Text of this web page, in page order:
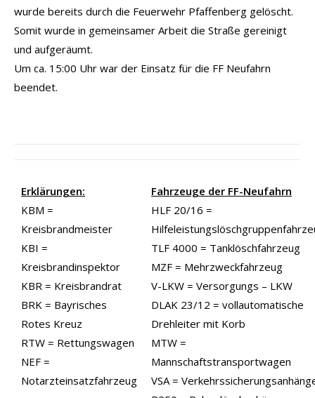
wurde bereits durch die Feuerwehr Pfaffenberg gelöscht.
Somit wurde in gemeinsamer Arbeit die Straße gereinigt
und aufgeräumt.
Um ca. 15:00 Uhr war der Einsatz für die FF Neufahrn
beendet.
Erklärungen:
KBM =
Kreisbrandmeister
KBI =
Kreisbrandinspektor
KBR = Kreisbrandrat
BRK = Bayrisches
Rotes Kreuz
RTW = Rettungswagen
NEF =
Notarzteinsatzfahrzeug
Fahrzeuge der FF-Neufahrn
HLF 20/16 =
TLF 4000 = Tanklöschfahrzeug
MZF = Mehrzweckfahrzeug
V-LKW = Versorgungs – LKW
DLAK 23/12 = vollautomatische
Drehleiter mit Korb
MTW =
Mannschaftstransportwagen
VSA =